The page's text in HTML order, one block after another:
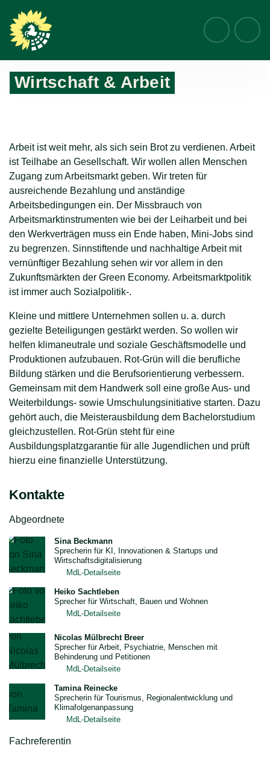
Suche
Home Themen Wirtschaft & Arbeit
Wirtschaft & Arbeit
Arbeit ist weit mehr, als sich sein Brot zu verdienen. Arbeit
ist Teilhabe an Gesellschaft. Wir wollen allen Menschen
Zugang zum Arbeitsmarkt geben. Wir treten für
ausreichende Bezahlung und anständige
Arbeitsbedingungen ein. Der Missbrauch von
Arbeitsmarktinstrumenten wie bei der Leiharbeit und bei
den Werkverträgen muss ein Ende haben, Mini-Jobs sind
zu begrenzen. Sinnstiftende und nachhaltige Arbeit mit
vernünftiger Bezahlung sehen wir vor allem in den
Zukunftsmärkten der Green Economy. Arbeitsmarktpolitik
ist immer auch Sozialpolitik-.
Kleine und mittlere Unternehmen sollen u. a. durch
gezielte Beteiligungen gestärkt werden. So wollen wir
helfen klimaneutrale und soziale Geschäftsmodelle und
Produktionen aufzubauen. Rot-Grün will die berufliche
Bildung stärken und die Berufsorientierung verbessern.
Gemeinsam mit dem Handwerk soll eine große Aus- und
Weiterbildungs- sowie Umschulungsinitiative starten. Dazu
gehört auch, die Meisterausbildung dem Bachelorstudium
gleichzustellen. Rot-Grün steht für eine
Ausbildungsplatzgarantie für alle Jugendlichen und prüft
hierzu eine finanzielle Unterstützung.
Kontakte
Abgeordnete
Sina Beckmann
Sprecherin für KI, Innovationen & Startups und
Wirtschaftsdigitalisierung
MdL-Detailseite
Heiko Sachtleben
Sprecher für Wirtschaft, Bauen und Wohnen
MdL-Detailseite
Nicolas Mülbrecht Breer
Sprecher für Arbeit, Psychiatrie, Menschen mit
Behinderung und Petitionen
MdL-Detailseite
Tamina Reinecke
Sprecherin für Tourismus, Regionalentwicklung und
Klimafolgenanpassung
MdL-Detailseite
Fachreferentin